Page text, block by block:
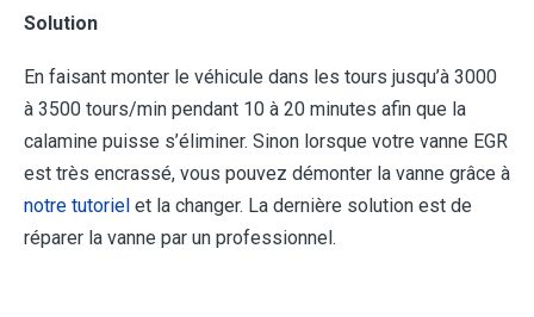
Solution
En faisant monter le véhicule dans les tours jusqu’à 3000
à 3500 tours/min pendant 10 à 20 minutes afin que la
calamine puisse s’éliminer. Sinon lorsque votre vanne EGR
est très encrassé, vous pouvez démonter la vanne grâce à
notre tutoriel et la changer. La dernière solution est de
réparer la vanne par un professionnel.